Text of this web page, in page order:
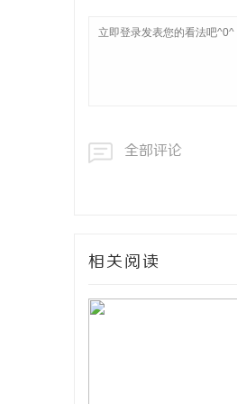
全部评论
相关阅读